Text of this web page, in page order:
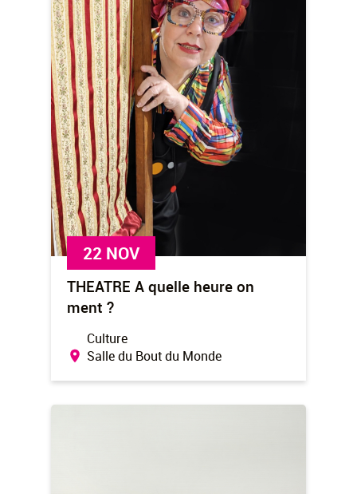
THEATRE A quelle heure on
ment ?
22 NOV
Culture
Salle du Bout du Monde